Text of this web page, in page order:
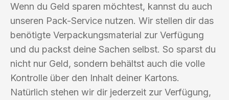
Wenn du Geld sparen möchtest, kannst du auch
unseren Pack-Service nutzen. Wir stellen dir das
benötigte Verpackungsmaterial zur Verfügung
und du packst deine Sachen selbst. So sparst du
nicht nur Geld, sondern behältst auch die volle
Kontrolle über den Inhalt deiner Kartons.
Natürlich stehen wir dir jederzeit zur Verfügung,